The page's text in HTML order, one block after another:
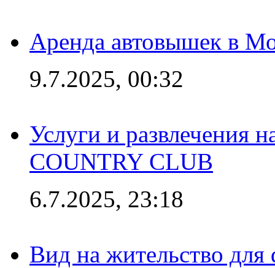
Аренда автовышек в
9.7.2025, 00:32
Услуги и развлечения
COUNTRY CLUB
6.7.2025, 23:18
Вид на жительство